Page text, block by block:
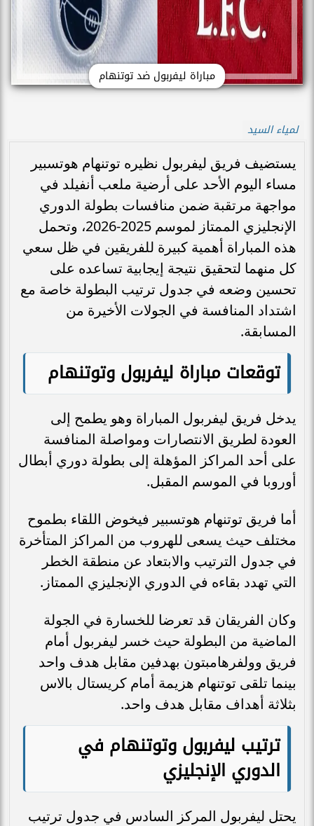
مباراة ليفربول ضد توتنهام
لمياء السيد
يستضيف فريق ليفربول نظيره توتنهام هوتسبير
مساء اليوم الأحد على أرضية ملعب أنفيلد في
مواجهة مرتقبة ضمن منافسات بطولة الدوري
الإنجليزي الممتاز لموسم 2025-2026، وتحمل
هذه المباراة أهمية كبيرة للفريقين في ظل سعي
كل منهما لتحقيق نتيجة إيجابية تساعده على
تحسين وضعه في جدول ترتيب البطولة خاصة مع
اشتداد المنافسة في الجولات الأخيرة من
المسابقة.
توقعات مباراة ليفربول وتوتنهام
يدخل فريق ليفربول المباراة وهو يطمح إلى
العودة لطريق الانتصارات ومواصلة المنافسة
على أحد المراكز المؤهلة إلى بطولة دوري أبطال
أوروبا في الموسم المقبل.
أما فريق توتنهام هوتسبير فيخوض اللقاء بطموح
مختلف حيث يسعى للهروب من المراكز المتأخرة
في جدول الترتيب والابتعاد عن منطقة الخطر
التي تهدد بقاءه في الدوري الإنجليزي الممتاز.
وكان الفريقان قد تعرضا للخسارة في الجولة
الماضية من البطولة حيث خسر ليفربول أمام
فريق وولفرهامبتون بهدفين مقابل هدف واحد
بينما تلقى توتنهام هزيمة أمام كريستال بالاس
بثلاثة أهداف مقابل هدف واحد.
ترتيب ليفربول وتوتنهام في
الدوري الإنجليزي
يحتل ليفربول المركز السادس في جدول ترتيب